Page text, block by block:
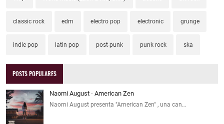
classic rock edm electro pop electronic grunge
indie pop latin pop post-punk punk rock ska
POSTS POPULARES
Naomi August - American Zen
Naomi August presenta "American Zen" , una can…